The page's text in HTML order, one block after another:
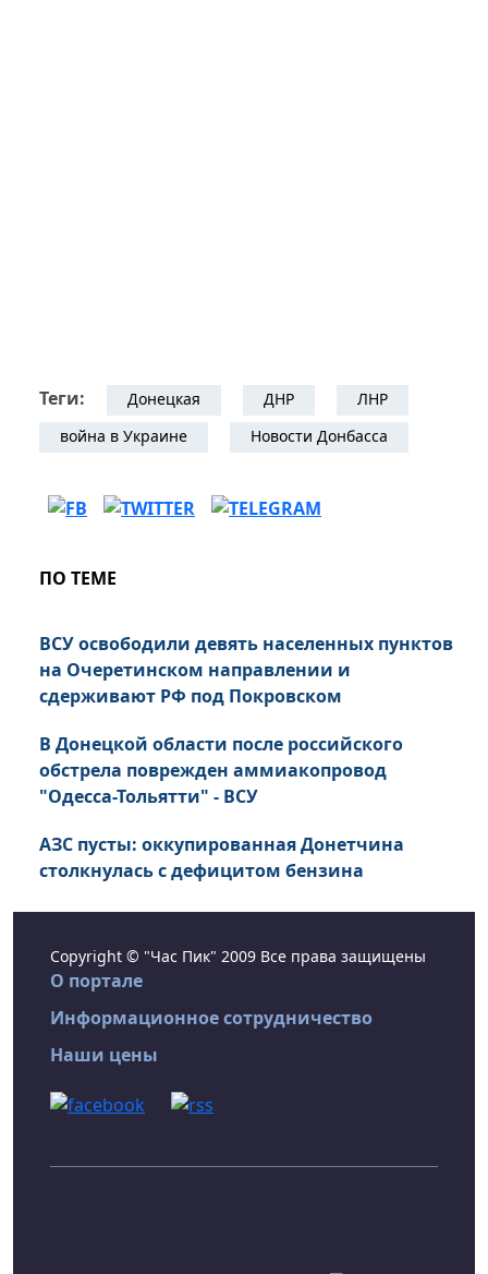
Теги: Донецкая ДНР
ЛНР
война в Украине
Новости Донбасса
ПО ТЕМЕ
ВСУ освободили девять населенных пунктов
на Очеретинском направлении и
сдерживают РФ под Покровском
В Донецкой области после российского
обстрела поврежден аммиакопровод
"Одесса-Тольятти" - ВСУ
АЗС пусты: оккупированная Донетчина
столкнулась с дефицитом бензина
Copyright © "Час Пик" 2009 Все права защищены
О портале
Информационное сотрудничество
Наши цены